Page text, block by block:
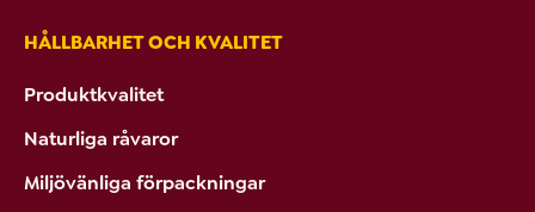
HÅLLBARHET OCH KVALITET
Produktkvalitet
Naturliga råvaror
Miljövänliga förpackningar